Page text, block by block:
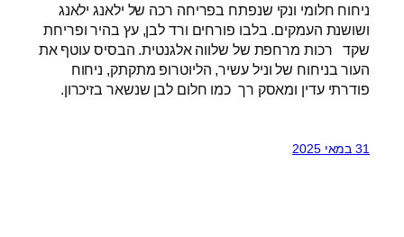
ניחוח חלומי ונקי שנפתח בפריחה רכה של ילאנג ילאנג
ושושנת העמקים. בלבו פורחים ורד לבן, עץ בהיר ופריחת
שקד רכות מרחפת של שלווה אלגנטית. הבסיס עוטף את
העור בניחוח של וניל עשיר, הליוטרופ מתקתק, ניחוח
פודרתי עדין ומאסק רך כמו חלום לבן שנשאר בזיכרון.
31 במאי 2025